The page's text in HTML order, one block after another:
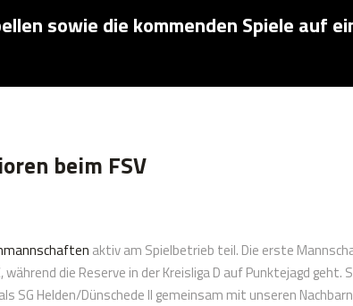
sowie die kommenden Spiele auf
beim FSV
aktiv am Spielbetrieb teil. Die erste
die Reserve in der Kreisliga D auf Punktejagd geht.
SG Helden/Dünschede II gemeinsam mit unseren